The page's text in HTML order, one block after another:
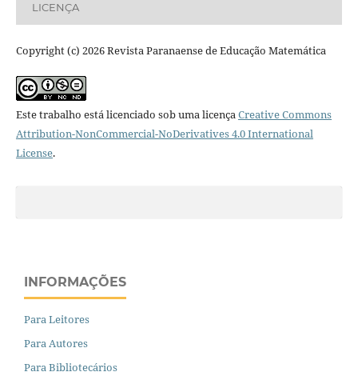
LICENÇA
Copyright (c) 2026 Revista Paranaense de Educação Matemática
Este trabalho está licenciado sob uma licença Creative Commons
Attribution-NonCommercial-NoDerivatives 4.0 International
License.
INFORMAÇÕES
Para Leitores
Para Autores
Para Bibliotecários